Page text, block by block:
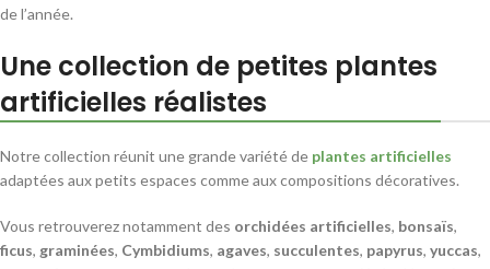
de l’année.
Une collection de petites plantes
artificielles réalistes
Notre collection réunit une grande variété de plantes artificielles
adaptées aux petits espaces comme aux compositions décoratives.
Vous retrouverez notamment des orchidées artificielles, bonsaïs,
ficus, graminées, Cymbidiums, agaves, succulentes, papyrus, yuccas,